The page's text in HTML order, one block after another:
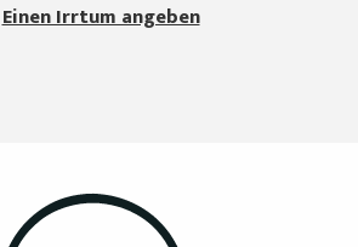
Einen Irrtum angeben